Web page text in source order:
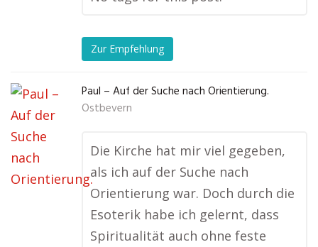
Zur Empfehlung
Paul – Auf der Suche nach Orientierung.
Ostbevern
Die Kirche hat mir viel gegeben,
als ich auf der Suche nach
Orientierung war. Doch durch die
Esoterik habe ich gelernt, dass
Spiritualität auch ohne feste